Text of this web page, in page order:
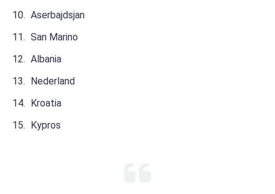
Aserbajdsjan
San Marino
Albania
Nederland
Kroatia
Kypros